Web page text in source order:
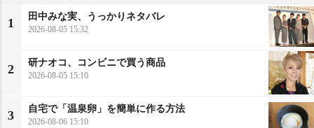
1
田中みな実、うっかりネタバレ
2026-08-05 15:32
2
研ナオコ、コンビニで買う商品
2026-08-05 15:10
3
自宅で「温泉卵」を簡単に作る方法
2026-08-06 15:10